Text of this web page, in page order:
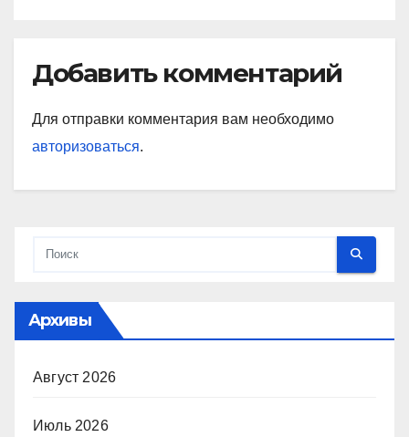
Добавить комментарий
Для отправки комментария вам необходимо
авторизоваться.
Архивы
Август 2026
Июль 2026